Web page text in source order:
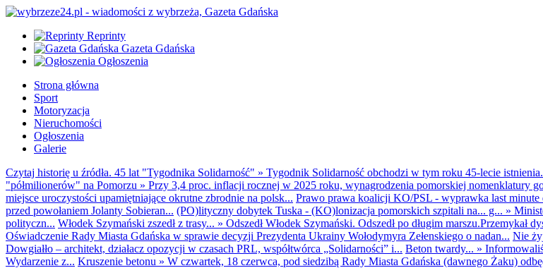
Reprinty
Gazeta Gdańska
Ogłoszenia
Strona główna
Sport
Motoryzacja
Nieruchomości
Ogłoszenia
Galerie
Czytaj historię u źródła. 45 lat "Tygodnika Solidarność" » Tygodnik Solidarność obchodzi w tym roku 45-lecie
"półmilionerów" na Pomorzu » Przy 3,4 proc. inflacji rocznej w 2025 roku, wynagrodzenia pomorskiej nomenklatury
miejsce uroczystości upamiętniające okrutne zbrodnie na polsk... Prawo prawa koalicji KO/PSL - wyprawka last minute
przed powołaniem Jolanty Sobieran... (PO)lityczny dobytek Tuska - (KO)lonizacja pomorskich szpitali na... g... »
polityczn... Włodek Szymański zszedł z trasy... » Odszedł Włodek Szymański. Odszedł po długim marszu.Przemykał
Oświadczenie Rady Miasta Gdańska w sprawie decyzji Prezydenta Ukrainy Wołodymyra Zełenskiego o nadan... Nie
Dowgiałło – architekt, działacz opozycji w czasach PRL, współtwórca „Solidarności” i... Beton twardy... »
Wydarzenie z... Kruszenie betonu » W czwartek, 18 czerwca, pod siedzibą Rady Miasta Gdańska (dawnego Żaku)